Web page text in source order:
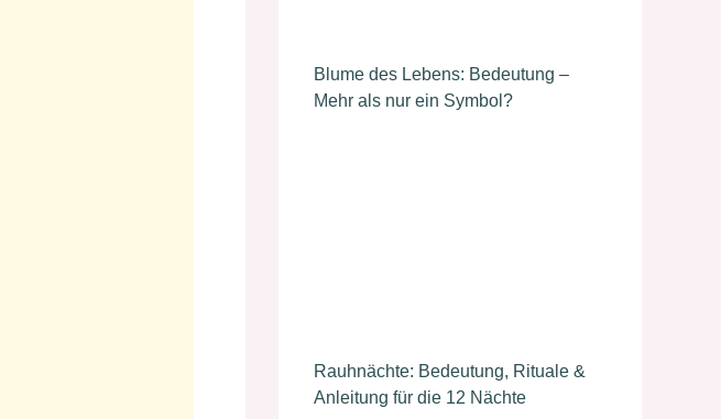
Blume des Lebens: Bedeutung –
Mehr als nur ein Symbol?
Rauhnächte: Bedeutung, Rituale &
Anleitung für die 12 Nächte